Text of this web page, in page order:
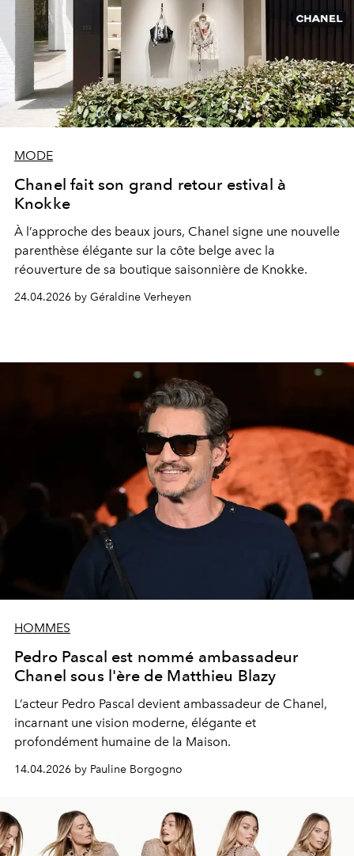
MODE
Chanel fait son grand retour estival à
Knokke
À l’approche des beaux jours, Chanel signe une nouvelle
parenthèse élégante sur la côte belge avec la
réouverture de sa boutique saisonnière de Knokke.
24.04.2026 by Géraldine Verheyen
HOMMES
Pedro Pascal est nommé ambassadeur
Chanel sous l'ère de Matthieu Blazy
L’acteur Pedro Pascal devient ambassadeur de Chanel,
incarnant une vision moderne, élégante et
profondément humaine de la Maison.
14.04.2026 by Pauline Borgogno